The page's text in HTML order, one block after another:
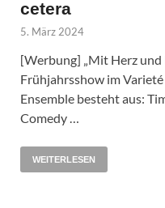
cetera
5. März 2024
[Werbung] „Mit Herz und
Frühjahrsshow im
Ensemble besteht aus:
Comedy …
WEITERLESEN